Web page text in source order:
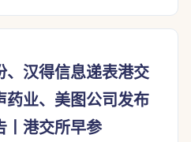
、汉得信息递表港交
药业、美图公司发布
丨港交所早参